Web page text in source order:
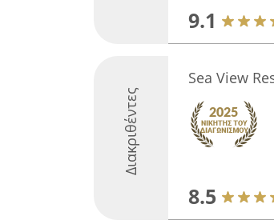
9.1
Διακριθέντες
Sea View
8.5